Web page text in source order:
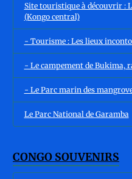
Site touristique à découvrir :
(Kongo central)
- Tourisme : Les lieux
- Le campement de Bukima,
- Le Parc marin des
Le Parc National de Garamba
CONGO SOUVENIRS